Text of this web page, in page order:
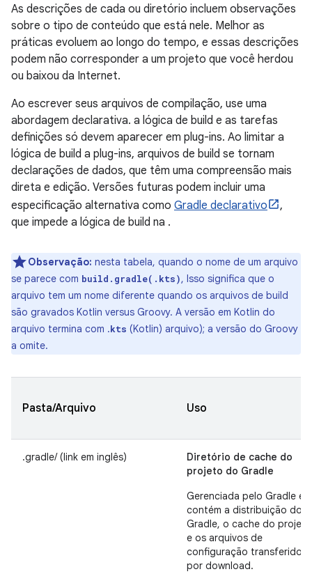
As descrições de cada ou diretório incluem observações
sobre o tipo de conteúdo que está nele. Melhor as
práticas evoluem ao longo do tempo, e essas descrições
podem não corresponder a um projeto que você herdou
ou baixou da Internet.
Ao escrever seus arquivos de compilação, use uma
abordagem declarativa. a lógica de build e as tarefas
definições só devem aparecer em plug-ins. Ao limitar a
lógica de build a plug-ins, arquivos de build se tornam
declarações de dados, que têm uma compreensão mais
direta e edição. Versões futuras podem incluir uma
especificação alternativa como Gradle declarativo
,
que impede a lógica de build na .
Observação: nesta tabela, quando o nome de um arquivo
se parece com build.gradle(.kts), Isso significa que o
arquivo tem um nome diferente quando os arquivos de build
são gravados Kotlin versus Groovy. A versão em Kotlin do
arquivo termina com .kts (Kotlin) arquivo); a versão do Groovy
a omite.
Pasta/Arquivo Uso
.gradle/ (link em inglês)
Diretório de cache do
projeto do Gradle
Gerenciada pelo Gradle e
contém a distribuição do
Gradle, o cache do projeto
e os arquivos de
configuração transferidos
por download.